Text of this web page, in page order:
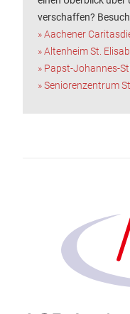
verschaffen?
» Aachener
» Altenheim St.
» Papst-Johannes-
» Seniorenzentrum